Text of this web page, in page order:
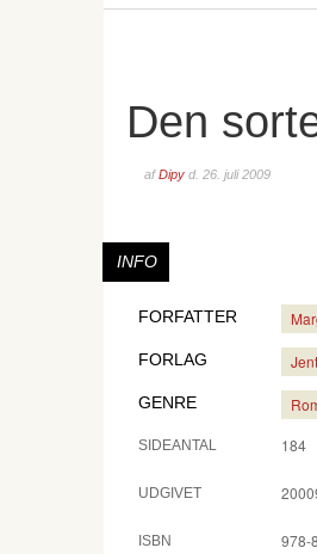
Den
afDipy d. 26. juli 2009
INFO
FORFATTER
FORLAG
GENRE
SIDEANTAL 184
UDGIVET
ISBN 978-